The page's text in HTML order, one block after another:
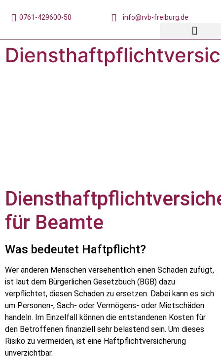
0761-429600-50 info@rvb-freiburg.de
für Beamte
Was bedeutet Haftpflicht?
Wer anderen Menschen versehentlich einen Schaden zufügt,
ist laut dem Bürgerlichen Gesetzbuch (BGB) dazu
verpflichtet, diesen Schaden zu ersetzen. Dabei kann es sich
um Personen-, Sach- oder Vermögens- oder Mietschäden
handeln. Im Einzelfall können die entstandenen Kosten für
den Betroffenen finanziell sehr belastend sein. Um dieses
Risiko zu vermeiden, ist eine Haftpflichtversicherung
unverzichtbar.